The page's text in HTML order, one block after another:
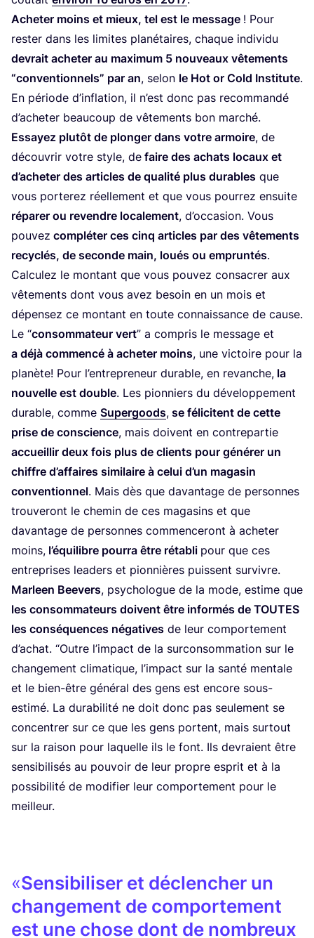
Ache­ter moins et mieux, tel est le mes­sage ! Pour
res­ter dans les limites pla­né­taires, chaque indi­vi­du
devrait ache­ter au maxi­mum 5 nou­veaux vête­ments
“conven­tion­nels” par an, selon le Hot or Cold Ins­ti­tute.
En période d’in­fla­tion, il n’est donc pas recom­man­dé
d’a­che­ter beau­coup de vête­ments bon mar­ché.
Essayez plu­tôt de plon­ger dans votre armoire, de
décou­vrir votre style, de faire des achats locaux et
d’a­che­ter des articles de qua­li­té plus durables que
vous por­te­rez réel­le­ment et que vous pour­rez ensuite
répa­rer ou revendre loca­le­ment, d’oc­ca­sion. Vous
pou­vez com­plé­ter ces cinq articles par des vête­ments
recy­clés, de seconde main, loués ou emprun­tés.
Cal­cu­lez le mon­tant que vous pou­vez consa­crer aux
vête­ments dont vous avez besoin en un mois et
dépen­sez ce mon­tant en toute connais­sance de cause.
Le “consom­ma­teur vert” a com­pris le mes­sage et
a déjà com­men­cé à ache­ter moins, une vic­toire pour la
pla­nète! Pour l’en­tre­pre­neur durable, en revanche, la
nou­velle est double. Les pion­niers du déve­lop­pe­ment
durable, comme Super­goods, se féli­citent de cette
prise de conscience, mais doivent en contre­par­tie
accueillir deux fois plus de clients pour géné­rer un
chiffre d’af­faires simi­laire à celui d’un maga­sin
conven­tion­nel. Mais dès que davan­tage de per­sonnes
trou­ve­ront le che­min de ces maga­sins et que
davan­tage de per­sonnes com­men­ce­ront à ache­ter
moins, l’é­qui­libre pour­ra être réta­bli pour que ces
entre­prises lea­ders et pion­nières puissent survivre.
Mar­leen Bee­vers, psy­cho­logue de la mode, estime que
les consom­ma­teurs doivent être infor­més de TOUTES
les consé­quences néga­tives de leur com­por­te­ment
d’a­chat. “Outre l’im­pact de la sur­con­som­ma­tion sur le
chan­ge­ment cli­ma­tique, l’im­pact sur la san­té men­tale
et le bien-être géné­ral des gens est encore sous-
esti­mé. La dura­bi­li­té ne doit donc pas seule­ment se
concen­trer sur ce que les gens portent, mais sur­tout
sur la rai­son pour laquelle ils le font. Ils devraient être
sen­si­bi­li­sés au pou­voir de leur propre esprit et à la
pos­si­bi­li­té de modi­fier leur com­por­te­ment pour le
meilleur.
Sen­si­bi­li­ser et déclen­cher un
chan­ge­ment de com­por­te­ment
est une chose dont de nom­breux